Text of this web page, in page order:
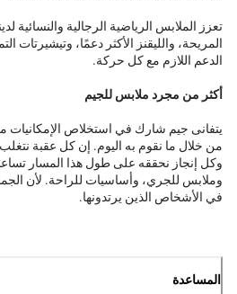
تعزز الملابس الرياضية الرجالية والنسائية
المريحة، والليقنز الأكثر دعمًا، وتيشيرتات
الدعم اللازم مع كل حركة.
أكثر من مجرد ملابس للجيم
يتفانى جيم شارك في استخلاص الإمكانيات
من خلال ما نقوم به اليوم. إن كل عقبة
وكل إنجاز نحققه على طول هذا المسار
وملابس للجري، وأساسيات للراحة. لأن
في الأشخاص الذين يرتدونها.
المساعدة